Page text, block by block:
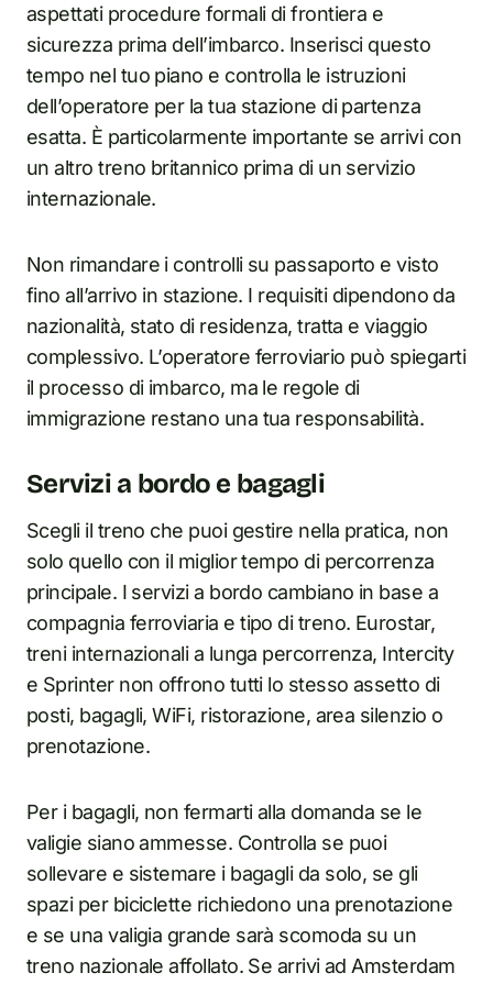
aspettati procedure formali di frontiera e
sicurezza prima dell’imbarco. Inserisci questo
tempo nel tuo piano e controlla le istruzioni
dell’operatore per la tua stazione di partenza
esatta. È particolarmente importante se arrivi con
un altro treno britannico prima di un servizio
internazionale.
Non rimandare i controlli su passaporto e visto
fino all’arrivo in stazione. I requisiti dipendono da
nazionalità, stato di residenza, tratta e viaggio
complessivo. L’operatore ferroviario può spiegarti
il processo di imbarco, ma le regole di
immigrazione restano una tua responsabilità.
Servizi a bordo e bagagli
Scegli il treno che puoi gestire nella pratica, non
solo quello con il miglior tempo di percorrenza
principale. I servizi a bordo cambiano in base a
compagnia ferroviaria e tipo di treno. Eurostar,
treni internazionali a lunga percorrenza, Intercity
e Sprinter non offrono tutti lo stesso assetto di
posti, bagagli, WiFi, ristorazione, area silenzio o
prenotazione.
Per i bagagli, non fermarti alla domanda se le
valigie siano ammesse. Controlla se puoi
sollevare e sistemare i bagagli da solo, se gli
spazi per biciclette richiedono una prenotazione
e se una valigia grande sarà scomoda su un
treno nazionale affollato. Se arrivi ad Amsterdam